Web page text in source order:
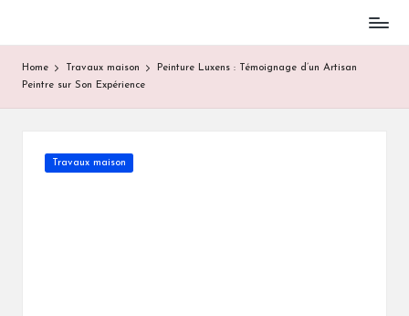
content
Home Travaux maison
Peinture Luxens : Témoignage d’un Artisan
Peintre sur Son Expérience
Posted
Travaux maison